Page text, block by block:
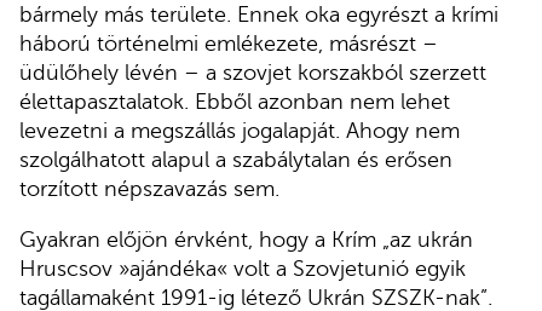
bármely más területe. Ennek oka egyrészt a krími
háború történelmi emlékezete, másrészt –
üdülőhely lévén – a szovjet korszakból szerzett
élettapasztalatok. Ebből azonban nem lehet
levezetni a megszállás jogalapját. Ahogy nem
szolgálhatott alapul a szabálytalan és erősen
torzított népszavazás sem.
Gyakran előjön érvként, hogy a Krím „az ukrán
Hruscsov »ajándéka« volt a Szovjetunió egyik
tagállamaként 1991-ig létező Ukrán SZSZK-nak”.